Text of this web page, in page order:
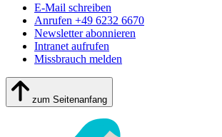
E-Mail schreiben
Anrufen +49 6232 6670
Newsletter abonnieren
Intranet aufrufen
Missbrauch melden
zum Seitenanfang